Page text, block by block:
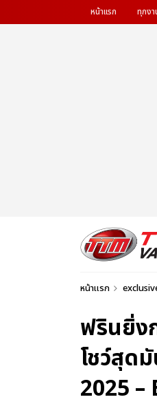
หน้าแรก ทุกง
หน้าแรก
ฟรินยิ่ง
โชว์สุด
2025 –